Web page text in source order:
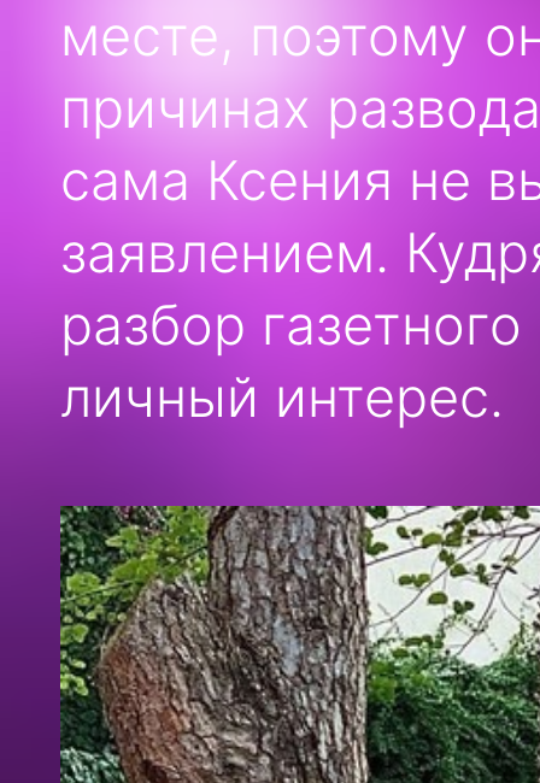
месте, поэтому
причинах
сама Ксения не
заявлением.
разбор
личный интерес.